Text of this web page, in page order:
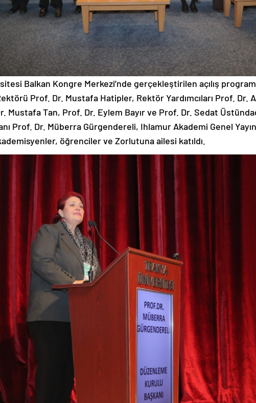
Balkan Kongre Merkezi’nde gerçekleştirilen açılış
Prof. Dr. Mustafa Hatipler, Rektör Yardımcıları Prof. Dr.
Mustafa Tan, Prof. Dr. Eylem Bayır ve Prof. Dr. Sedat
Prof. Dr. Müberra Gürgendereli, Ihlamur Akademi Genel
öğrenciler ve Zorlutuna ailesi katıldı.